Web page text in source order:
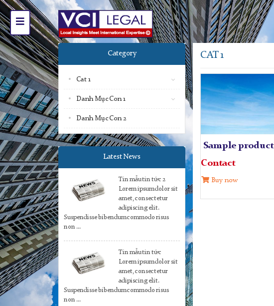
Category
Cat 1
Danh Mục Con 1
Danh Mục Con 2
Latest News
Tin mẫu tin tức 2
Lorem ipsum dolor sit
amet, consectetur
adipiscing elit.
Suspendisse bibendum commodo risus
non ...
Tin mẫu tin tức
Lorem ipsum dolor sit
amet, consectetur
adipiscing elit.
Suspendisse bibendum commodo risus
non ...
CAT 1
Sample product
Contact
Buy now